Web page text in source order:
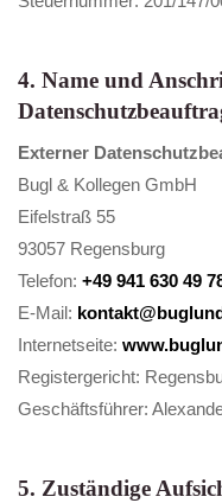
4. Name und
Externer
Bugl & Kollegen GmbH
Eifelstraß 55
93057 Regensburg
Telefon: +49 941 630 49
E-Mail:
Internetseite:
Registergericht:
Geschäftsführer:
5. Zuständige